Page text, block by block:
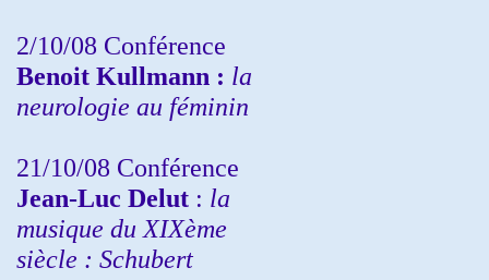
2/10/08 Conférence
Benoit Kullmann : la
neurologie au féminin
21/10/08 Conférence
Jean-Luc Delut : la
musique du XIXème
siècle : Schubert